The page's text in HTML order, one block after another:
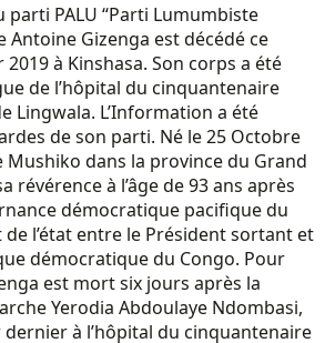
parti PALU “Parti Lumumbiste
Antoine Gizenga est décédé ce
à Kinshasa. Son corps a été
de l’hôpital du cinquantenaire
Lingwala. L’Information a été
de son parti. Né le 25 Octobre
Mushiko dans la province du Grand
révérence à l’âge de 93 ans après
démocratique pacifique du
l’état entre le Président sortant et
démocratique du Congo. Pour
est mort six jours après la
Yerodia Abdoulaye Ndombasi,
à l’hôpital du cinquantenaire